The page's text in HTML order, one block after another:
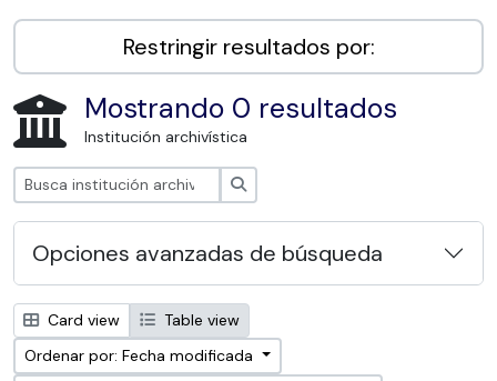
Restringir resultados por:
Mostrando 0 resultados
Institución archivística
Opciones avanzadas de búsqueda
Card view
Table view
Ordenar por: Fecha modificada